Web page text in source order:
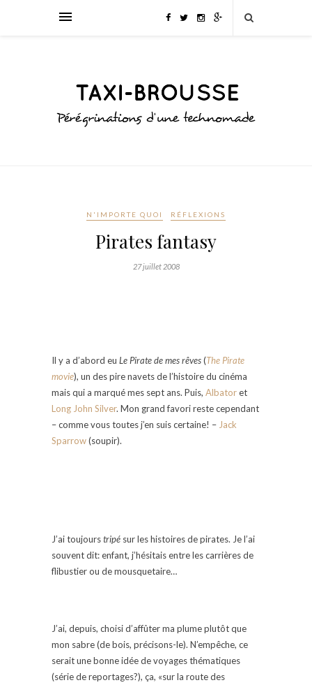
N'IMPORTE QUOI RÉFLEXIONS
Pirates fantasy
27 juillet 2008
Il y a d’abord eu Le Pirate de mes rêves(The Pirate
movie), un des pire navets de l’histoire du cinéma
mais qui a marqué mes sept ans. Puis, Albatoret
Long John Silver. Mon grand favori reste cependant
– comme vous toutes j’en suis certaine! – Jack
Sparrow(soupir).
J’ai toujourstripé sur les histoires de pirates. Je l’ai
souvent dit: enfant, j’hésitais entre les carrières de
flibustier ou de mousquetaire…
J’ai, depuis, choisi d’affûter ma plume plutôt que
mon sabre (de bois, précisons-le). N’empêche, ce
serait une bonne idée de voyages thématiques
(série de reportages?), ça, «sur la route des